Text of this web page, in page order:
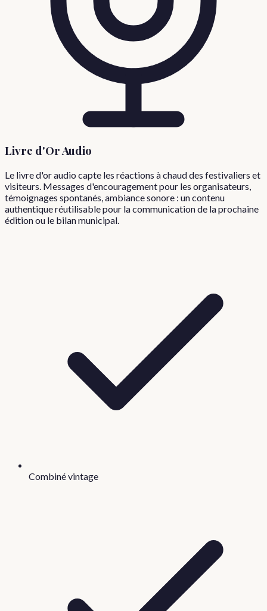
Livre d'Or Audio
Le livre d'or audio capte les réactions à chaud des festivaliers et
visiteurs. Messages d'encouragement pour les organisateurs,
témoignages spontanés, ambiance sonore : un contenu
authentique réutilisable pour la communication de la prochaine
édition ou le bilan municipal.
Combiné vintage